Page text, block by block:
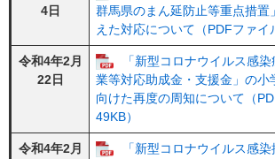
4日
群馬県のまん延防止等重点措置
えた対応について（PDFファイ
令和4年2月
22日
「新型コロナウイルス感
業等対応助成金・支援金」の小
向けた再度の周知について（
49KB）
令和4年2月
「新型コロナウイルス感